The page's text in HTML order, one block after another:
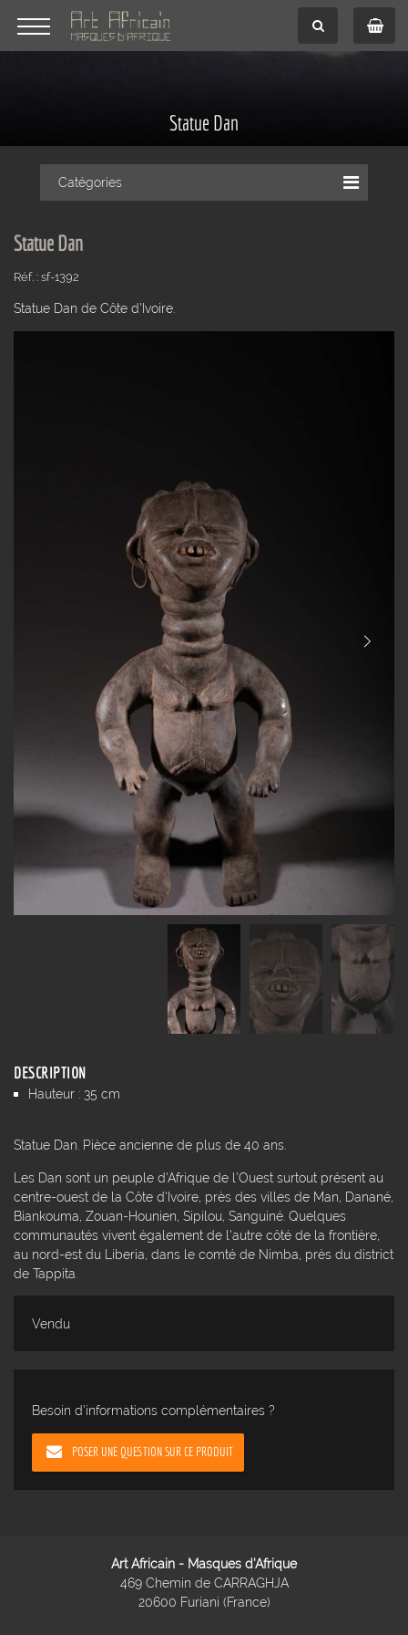
Statue Dan
Catégories
Statue Dan
Réf. : sf-1392
Statue Dan de Côte d'Ivoire.
DESCRIPTION
Hauteur : 35 cm
Statue Dan. Pièce ancienne de plus de 40 ans.
Les Dan sont un peuple d'Afrique de l'Ouest surtout présent au
centre-ouest de la Côte d'Ivoire, près des villes de Man, Danané,
Biankouma, Zouan-Hounien, Sipilou, Sanguiné. Quelques
communautés vivent également de l'autre côté de la frontière,
au nord-est du Liberia, dans le comté de Nimba, près du district
de Tappita.
Vendu
Besoin d'informations complémentaires ?
POSER UNE QUESTION SUR CE PRODUIT
Art Africain - Masques d'Afrique
469 Chemin de CARRAGHJA
20600 Furiani (France)